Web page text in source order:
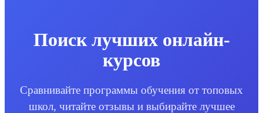
Поиск лучших онлайн-
курсов
Сравнивайте программы обучения от топовых
школ, читайте отзывы и выбирайте лучшее